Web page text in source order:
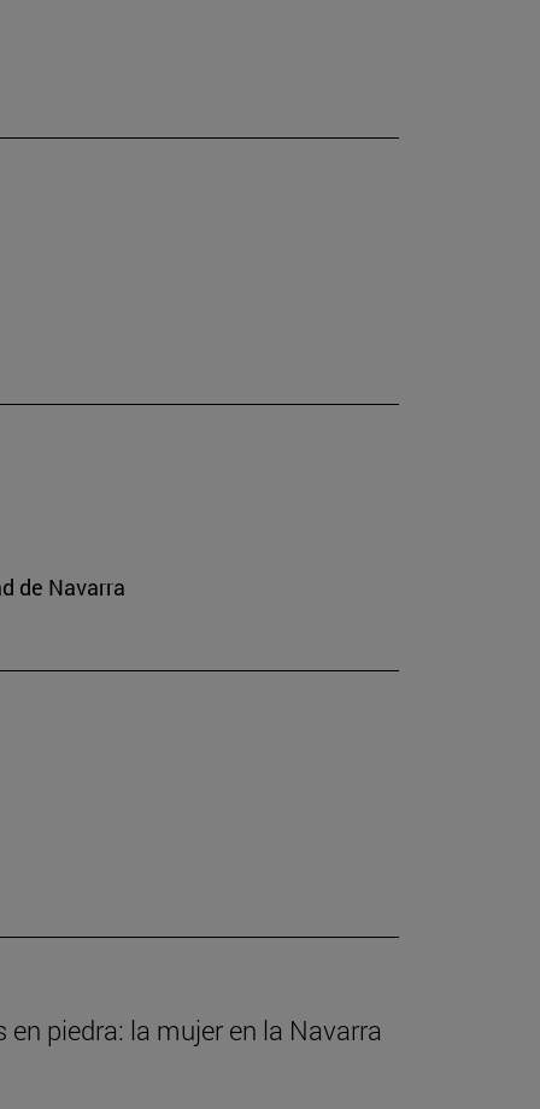
de Navarra
piedra: la mujer en la Navarra